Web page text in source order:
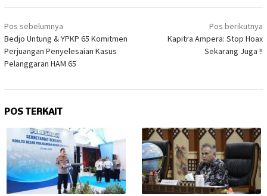
Navigasi
pos
Pos sebelumnya
Bedjo Untung & YPKP 65 Komitmen
Perjuangan Penyelesaian Kasus
Pelanggaran HAM 65
Pos berikutnya
Kapitra Ampera: Stop Hoax
Sekarang Juga !!
POS TERKAIT